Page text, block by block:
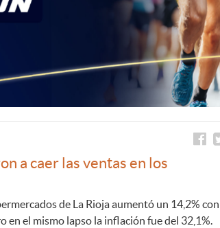
a caer las ventas en los
de La Rioja aumentó un 14,2% con
en el mismo lapso la inflación fue del 32,1%.